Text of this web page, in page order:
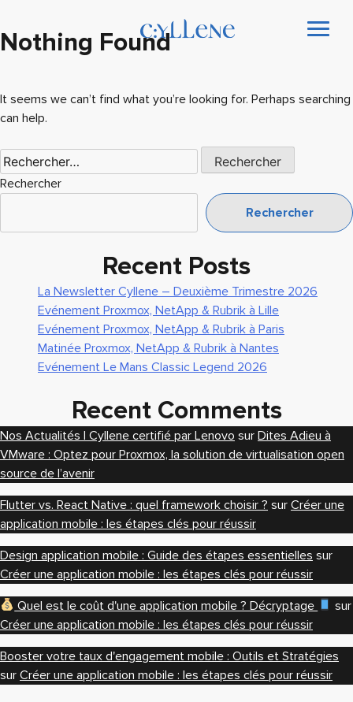
Nothing Found
It seems we can’t find what you’re looking for. Perhaps searching
can help.
Rechercher :
Rechercher
Rechercher
Recent Posts
La Newsletter Cyllene – Deuxième Trimestre 2026
Evénement Proxmox, NetApp & Rubrik à Lille
Evénement Proxmox, NetApp & Rubrik à Paris
Matinée Proxmox, NetApp & Rubrik à Nantes
Evénement Le Mans Classic Legend 2026
Recent Comments
Nos Actualités | Cyllene certifié par Lenovo sur Dites Adieu à
VMware : Optez pour Proxmox, la solution de virtualisation open
source de l’avenir
Flutter vs. React Native : quel framework choisir ? sur Créer une
application mobile : les étapes clés pour réussir
Design application mobile : Guide des étapes essentielles sur
Créer une application mobile : les étapes clés pour réussir
Quel est le coût d'une application mobile ? Décryptage
sur
Créer une application mobile : les étapes clés pour réussir
Booster votre taux d'engagement mobile : Outils et Stratégies
sur Créer une application mobile : les étapes clés pour réussir